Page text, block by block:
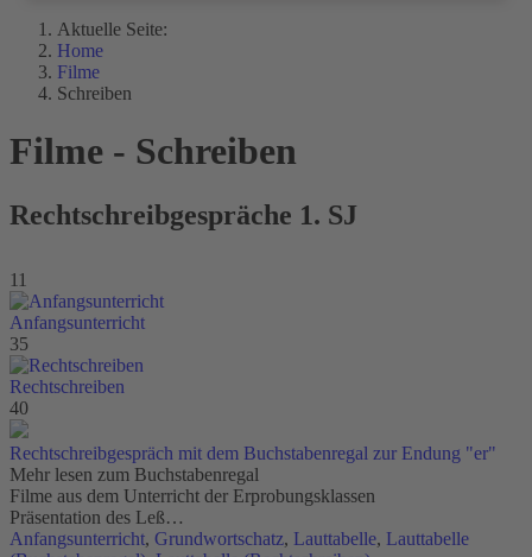
Aktuelle Seite:
Home
Filme
Schreiben
Filme - Schreiben
Rechtschreibgespräche 1. SJ
11
Anfangsunterricht
35
Rechtschreiben
40
Rechtschreibgespräch mit dem Buchstabenregal zur Endung "er"
Mehr lesen zum Buchstabenregal
Filme aus dem Unterricht der Erprobungsklassen
Präsentation des Leß…
Anfangsunterricht, Grundwortschatz, Lauttabelle, Lauttabelle